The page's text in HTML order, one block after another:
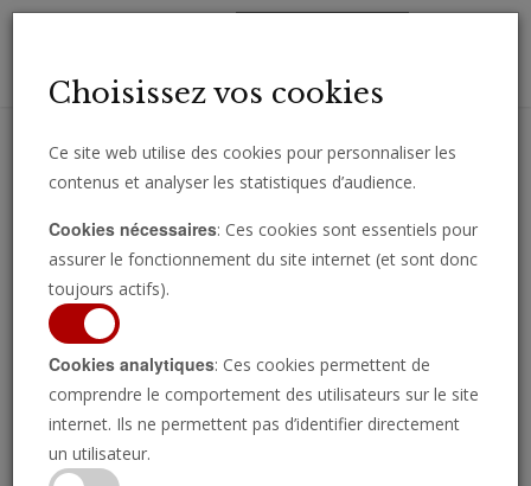
importantes directement par e-mail.
Regarder l’émission
Choisissez vos cookies
Ce site web utilise des cookies pour personnaliser les
contenus et analyser les statistiques d’audience.
Cookies nécessaires: Ces cookies sont essentiels pour
assurer le fonctionnement du site internet (et sont donc
toujours actifs).
Cookies analytiques: Ces cookies permettent de
comprendre le comportement des utilisateurs sur le site
internet. Ils ne permettent pas d’identifier directement
un utilisateur.